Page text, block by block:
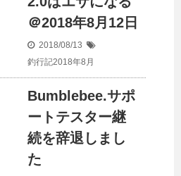
＠2018年8月12日
2018/08/13
釣行記2018年8月
Bumblebee.サポ
ートテスター継
続を辞退しまし
た